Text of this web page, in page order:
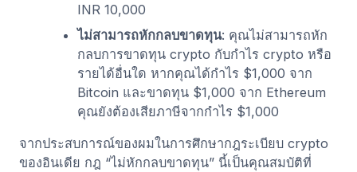
INR 10,000
ไม่สามารถหักกลบขาดทุน: คุณไม่สามารถหัก
กลบการขาดทุน crypto กับกำไร crypto หรือ
รายได้อื่นใด หากคุณได้กำไร $1,000 จาก
Bitcoin และขาดทุน $1,000 จาก Ethereum
คุณยังต้องเสียภาษีจากกำไร $1,000
จากประสบการณ์ของผมในการศึกษากฎระเบียบ crypto
ของอินเดีย กฎ “ไม่หักกลบขาดทุน” นี้เป็นคุณสมบัติที่